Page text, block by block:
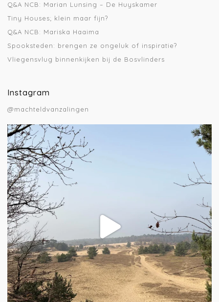
Q&A NCB: Marian Lunsing – De Huyskamer
Tiny Houses; klein maar fijn?
Q&A NCB: Mariska Haaima
Spooksteden: brengen ze ongeluk of inspiratie?
Vliegensvlug binnenkijken bij de Bosvlinders
Instagram
@machteldvanzalingen